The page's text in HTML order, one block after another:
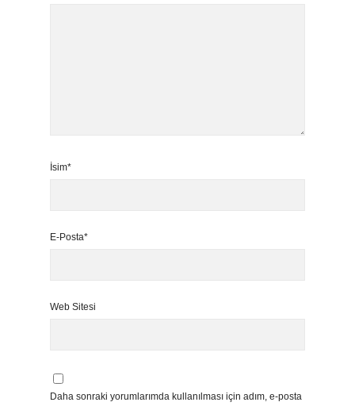
İsim*
E-Posta*
Web Sitesi
Daha sonraki yorumlarımda kullanılması için adım, e-posta